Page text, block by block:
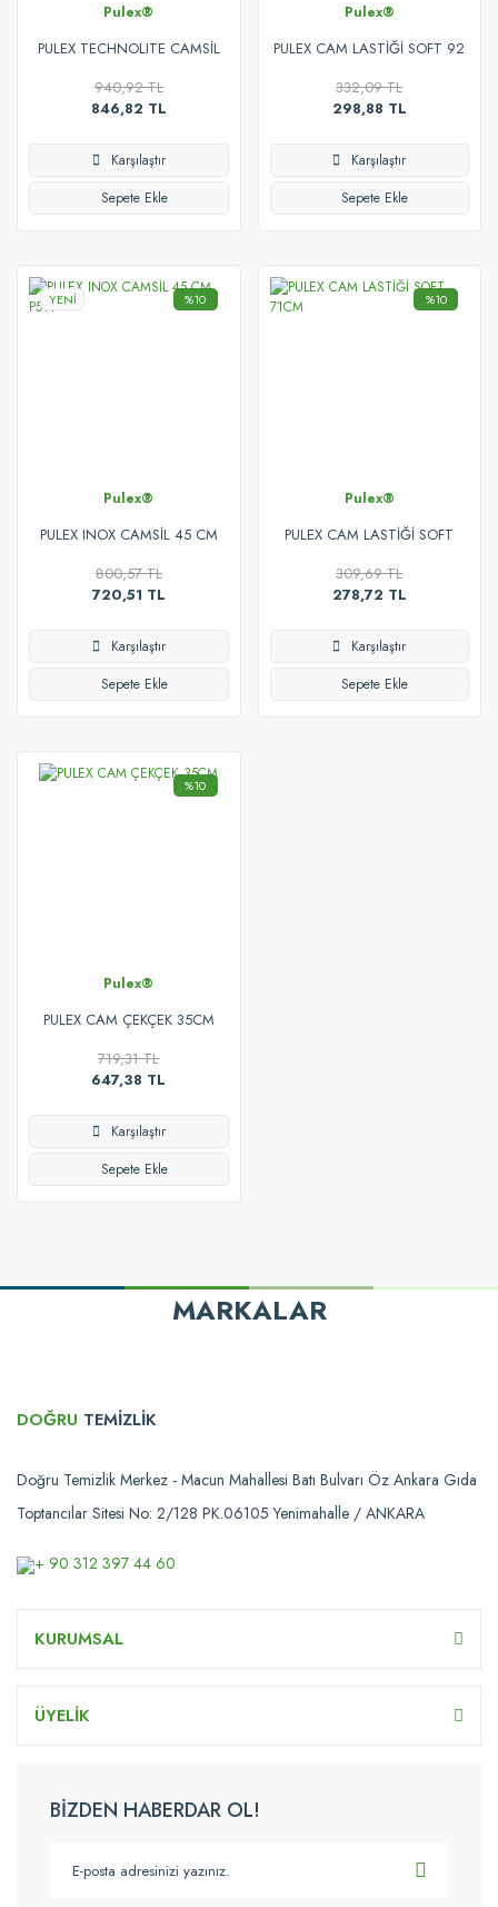
Pulex®
PULEX TECHNOLITE CAMSİL
940,92 TL
846,82 TL
Karşılaştır
Sepete Ekle
Pulex®
PULEX CAM LASTİĞİ SOFT 92
332,09 TL
298,88 TL
Karşılaştır
Sepete Ekle
YENİ %10
Pulex®
PULEX INOX CAMSİL 45 CM
800,57 TL
720,51 TL
Karşılaştır
Sepete Ekle
%10
Pulex®
PULEX CAM LASTİĞİ SOFT
309,69 TL
278,72 TL
Karşılaştır
Sepete Ekle
%10
Pulex®
PULEX CAM ÇEKÇEK 35CM
719,31 TL
647,38 TL
Karşılaştır
Sepete Ekle
MARKALAR
DOĞRU TEMİZLİK
Doğru Temizlik Merkez - Macun Mahallesi Batı Bulvarı Öz Ankara Gıda
Toptancılar Sitesi No: 2/128 PK.06105 Yenimahalle / ANKARA
+ 90 312 397 44 60
KURUMSAL
ÜYELİK
BİZDEN HABERDAR OL!